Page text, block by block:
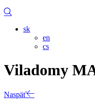
sk
en
cs
Viladomy
Naspäť